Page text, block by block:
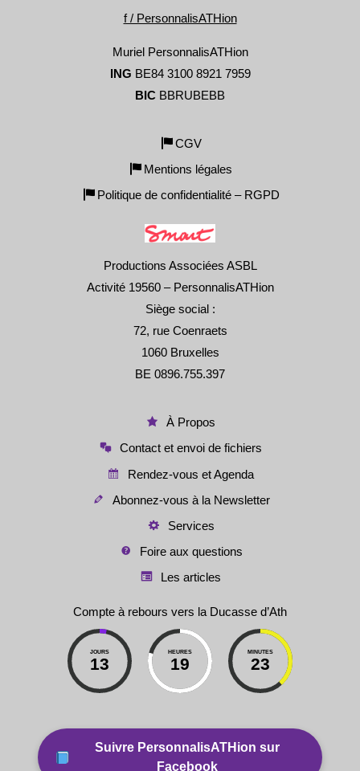
f / PersonnalisATHion
Muriel PersonnalisATHion
ING BE84 3100 8921 7959
BIC BBRUBEBB
CGV
Mentions légales
Politique de confidentialité – RGPD
Productions Associées ASBL
Activité 19560 – PersonnalisATHion
Siège social :
72, rue Coenraets
1060 Bruxelles
BE 0896.755.397
À Propos
Contact et envoi de fichiers
Rendez-vous et Agenda
Abonnez-vous à la Newsletter
Services
Foire aux questions
Les articles
Compte à rebours vers la Ducasse d’Ath
JOURS
13
HEURES
19
MINUTES
23
Suivre PersonnalisATHion sur
Facebook